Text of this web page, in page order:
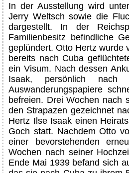
In der Ausstellung wird
Jerry Weltsch sowie die
dargestellt. In der
Familienbesitz befindliche
geplündert. Otto Hertz wurde
bereits nach Cuba
ein Visum. Nach dessen
Isaak, persönlich
Auswanderungspapiere
befreien. Drei Wochen nach
den Strapazen gezeichnet
Hertz Ilse Isaak einen
Goch statt. Nachdem Otto
einer bevorstehenden
Wochen nach seiner
Ende Mai 1939 befand sich